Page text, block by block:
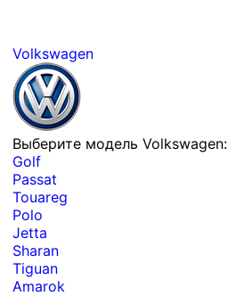
Volkswagen
Выберите модель Volkswagen:
Golf
Passat
Touareg
Polo
Jetta
Sharan
Tiguan
Amarok